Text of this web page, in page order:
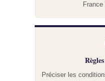
Préciser les